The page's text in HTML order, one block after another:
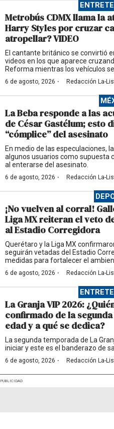
Metrobús CDMX llama la
Harry Styles por cruzar
atropellar? VIDEO
El cantante británico se convirtió
videos en los que aparece
Reforma mientras los vehículos
6 de agosto, 2026 · Redacción La-
La Beba responde a las
de César Gastélum; esto
“cómplice” del asesinato
En medio de las especulaciones,
algunos usuarios como supuesta
al enterarse del asesinato.
6 de agosto, 2026 · Redacción La-
¡No vuelven al corral!
Liga MX reiteran el veto
al Estadio Corregidora
Querétaro y la Liga MX
seguirán vetadas del Estadio
medidas para fortalecer el
6 de agosto, 2026 · Redacción La-
La Granja VIP 2026:
confirmado de la
edad y a qué se dedica?
La segunda temporada de La
iniciar y este es el banderazo de
6 de agosto, 2026 · Redacción La-
PUBLICIDAD